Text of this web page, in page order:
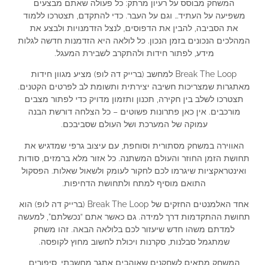
המשחק מבוסס על רעיון מרתק: כל פעולה שאתם מבצעים
משפיעה על העתיד… וגם על העבר. כדי להתקדם, תצטרכו ללמוד
את הסביבה, להבין את הדפוסים, לנצל הזדמנויות ולבצע את
המהלכים הנכונים בזמן הנכון. כל לולאה היא הזדמנות חדשה לגלות
מידע, לפתור חידות ולהתקרב לשבירת המעגל.
Break The Loop למחשב (ברייק דה לופ) מציע מגוון חידות
מאתגרות שמצריכות חשיבה יצירתית ותשומת לב לפרטים הקטנים.
תצטרכו לשלב בין חקירה, תכנון ותזמון מדויק כדי לפתור מצבים
מורכבים. אין כאן פתרונות פשוטים – כל הצלחה דורשת הבנה
עמוקה של המערכת ושל העולם שסביבכם.
האווירה במשחק מסתורית וסוחפת, עם עיצוב גרפי שמדגיש את
תחושת הזמן החוזר והעולם המשתנה. כל אזור מלא ברמזים, סודות
ואינטראקציות שיגרמו לכם לחקור לעומק ולשאול שאלות. הפסקול
התואם מוסיף למתח ולתחושת הדחיפות.
אחד האלמנטים החזקים של Break The Loop (ברייק דה לופ) הוא
תחושת ההתקדמות דרך למידה. גם כאשר אתם “נכשלתם”, למעשה
למדתם משהו חדש שיעזור לכם בלולאה הבאה. זהו משחק
שמתגמל סבלנות, סקרנות ויכולת לחשוב מחוץ לקופסה.
המשחק מתאים לשחקנים שאוהבים אתגר מחשבתי, סיפורים